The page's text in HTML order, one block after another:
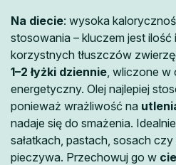
Na diecie: wysoka
stosowania – kluczem jest ilość
korzystnych tłuszczów
1–2 łyżki dziennie , wliczone w
energetyczny. Olej najlepiej
ponieważ wrażliwość na
nadaje się do smażenia.
sałatkach, pastach, sosach
pieczywa. Przechowuj go w